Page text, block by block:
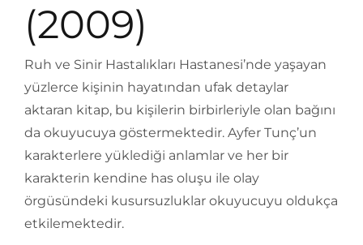
(2009)
Ruh ve Sinir Hastalıkları Hastanesi’nde yaşayan
yüzlerce kişinin hayatından ufak detaylar
aktaran kitap, bu kişilerin birbirleriyle olan bağını
da okuyucuya göstermektedir. Ayfer Tunç’un
karakterlere yüklediği anlamlar ve her bir
karakterin kendine has oluşu ile olay
örgüsündeki kusursuzluklar okuyucuyu oldukça
etkilemektedir.